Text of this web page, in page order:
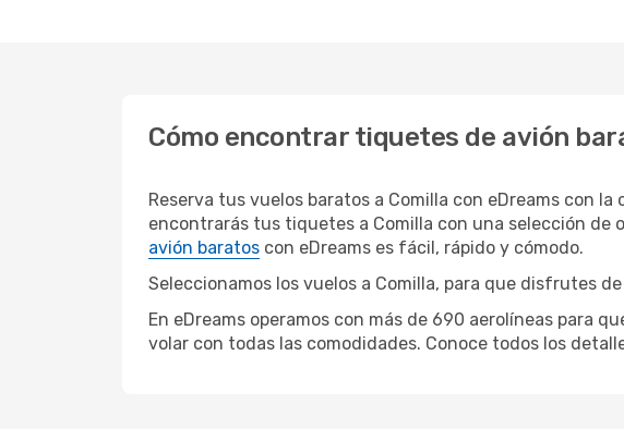
Cómo encontrar tiquetes de avión
Reserva tus vuelos baratos a Comilla con eDreams con
encontrarás tus tiquetes a Comilla con una selección de
avión baratos con eDreams es fácil, rápido y cómodo.
Seleccionamos los vuelos a Comilla, para que disfrutes
En eDreams operamos con más de 690 aerolíneas para
volar con todas las comodidades. Conoce todos los